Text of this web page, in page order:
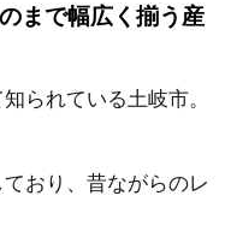
まで幅広く揃う産
られている土岐市。
おり、昔ながらのレ